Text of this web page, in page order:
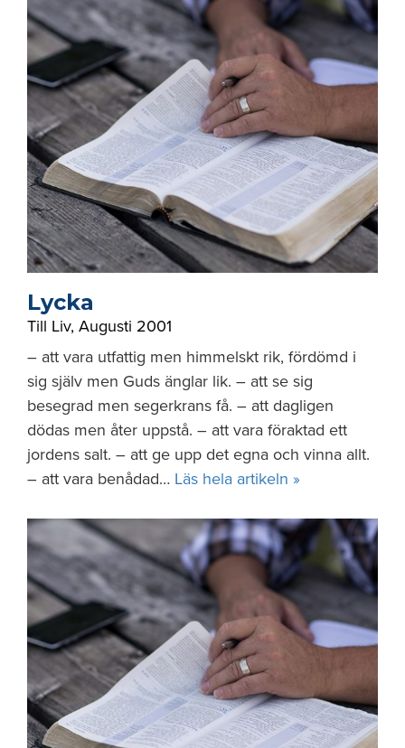
Lycka
Till Liv, Augusti 2001
– att vara utfattig men himmelskt rik, fördömd i
sig själv men Guds änglar lik. – att se sig
besegrad men segerkrans få. – att dagligen
dödas men åter uppstå. – att vara föraktad ett
jordens salt. – att ge upp det egna och vinna allt.
– att vara benådad… Läs hela artikeln »